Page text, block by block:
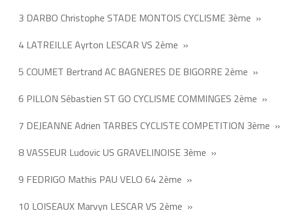
3 DARBO Christophe STADE MONTOIS CYCLISME 3ème »
4 LATREILLE Ayrton LESCAR VS 2ème »
5 COUMET Bertrand AC BAGNERES DE BIGORRE 2ème »
6 PILLON Sébastien ST GO CYCLISME COMMINGES 2ème »
7 DEJEANNE Adrien TARBES CYCLISTE COMPETITION 3ème »
8 VASSEUR Ludovic US GRAVELINOISE 3ème »
9 FEDRIGO Mathis PAU VELO 64 2ème »
10 LOISEAUX Marvyn LESCAR VS 2ème »